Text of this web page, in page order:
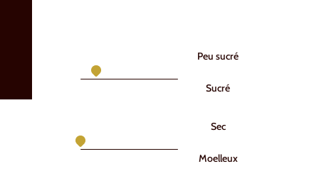
Peu sucré
Sucré
Sec
Moelleux